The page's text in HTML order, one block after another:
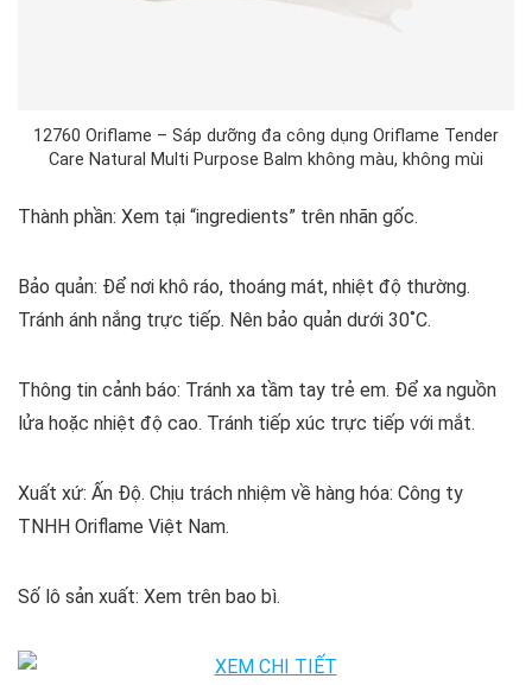
12760 Oriflame – Sáp dưỡng đa công dụng Oriflame Tender
Care Natural Multi Purpose Balm không màu, không mùi
Thành phần: Xem tại “ingredients” trên nhãn gốc.
Bảo quản: Để nơi khô ráo, thoáng mát, nhiệt độ thường.
Tránh ánh nắng trực tiếp. Nên bảo quản dưới 30˚C.
Thông tin cảnh báo: Tránh xa tầm tay trẻ em. Để xa nguồn
lửa hoặc nhiệt độ cao. Tránh tiếp xúc trực tiếp với mắt.
Xuất xứ: Ấn Độ. Chịu trách nhiệm về hàng hóa: Công ty
TNHH Oriflame Việt Nam.
Số lô sản xuất: Xem trên bao bì.